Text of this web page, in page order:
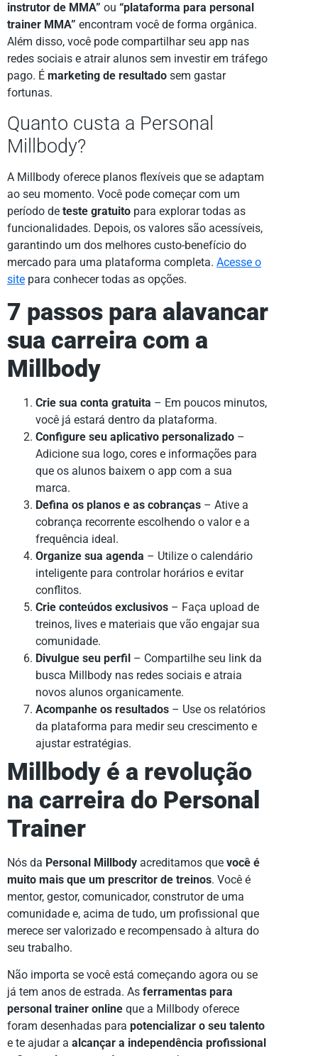
instrutor de MMA” ou “plataforma para personal
trainer MMA” encontram você de forma orgânica.
Além disso, você pode compartilhar seu app nas
redes sociais e atrair alunos sem investir em tráfego
pago. É marketing de resultado sem gastar
fortunas.
Quanto custa a Personal
Millbody?
A Millbody oferece planos flexíveis que se adaptam
ao seu momento. Você pode começar com um
período de teste gratuito para explorar todas as
funcionalidades. Depois, os valores são acessíveis,
garantindo um dos melhores custo-benefício do
mercado para uma plataforma completa. Acesse o
site para conhecer todas as opções.
7 passos para alavancar
sua carreira com a
Millbody
Crie sua conta gratuita – Em poucos minutos,
você já estará dentro da plataforma.
Configure seu aplicativo personalizado –
Adicione sua logo, cores e informações para
que os alunos baixem o app com a sua
marca.
Defina os planos e as cobranças – Ative a
cobrança recorrente escolhendo o valor e a
frequência ideal.
Organize sua agenda – Utilize o calendário
inteligente para controlar horários e evitar
conflitos.
Crie conteúdos exclusivos – Faça upload de
treinos, lives e materiais que vão engajar sua
comunidade.
Divulgue seu perfil – Compartilhe seu link da
busca Millbody nas redes sociais e atraia
novos alunos organicamente.
Acompanhe os resultados – Use os relatórios
da plataforma para medir seu crescimento e
ajustar estratégias.
Millbody é a revolução
na carreira do Personal
Trainer
Nós da Personal Millbody acreditamos que você é
muito mais que um prescritor de treinos. Você é
mentor, gestor, comunicador, construtor de uma
comunidade e, acima de tudo, um profissional que
merece ser valorizado e recompensado à altura do
seu trabalho.
Não importa se você está começando agora ou se
já tem anos de estrada. As ferramentas para
personal trainer online que a Millbody oferece
foram desenhadas para potencializar o seu talento
e te ajudar a alcançar a independência profissional